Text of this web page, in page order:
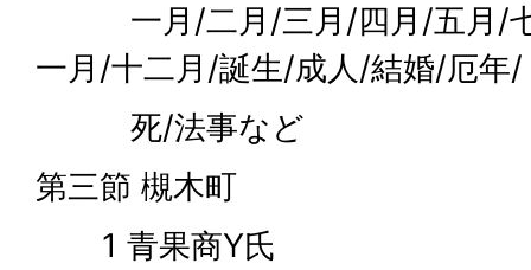
一月/二月/三月/四月/五月/七
一月/十二月/誕生/成人/結婚/厄年/
死/法事など
第三節 槻木町
1 青果商Y氏